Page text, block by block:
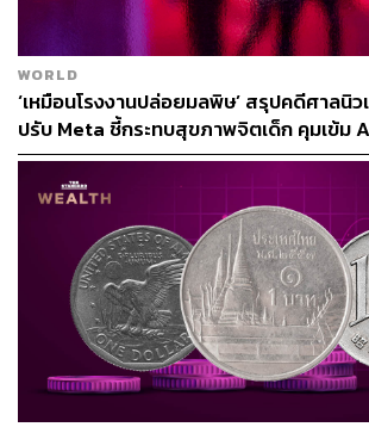
ABOUT THE
ปวินท์ ประวีณวิทย์
Junior Content Creator
บรรณาธิการข่าว THE
WEALTH
WORLD
‘เหมือนโรงงานปล่อยมลพิษ’ สรุปคดีศาลนิว
ปรับ Meta ชี้กระทบสุขภาพจิตเด็ก คุมเข้ม